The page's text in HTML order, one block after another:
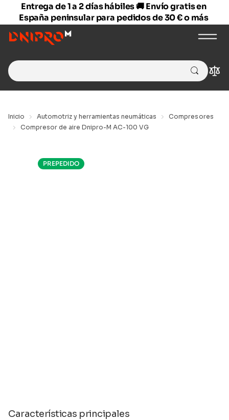
Entrega de 1 a 2 días hábiles 🚚 Envío gratis en
España peninsular para pedidos de 30 € o más
Search
for:
Inicio Automotriz y herramientas neumáticas
Compresores
Compresor de aire Dnipro-M AC-100 VG
PREPEDIDO
Características principales